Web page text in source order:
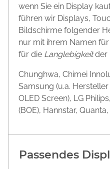
wenn Sie ein Display
führen wir Displays,
Bildschirme folgender
nur mit ihrem Namen für
für die Langlebigkeitder
Chunghwa, Chimei
Samsung (u.a.
OLED Screen), LG
(BOE), Hannstar,
Passendes